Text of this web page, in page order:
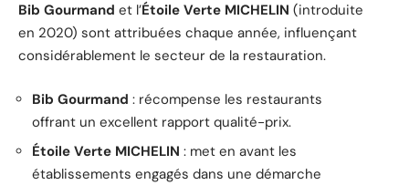
Bib Gourmand et l’Étoile Verte MICHELIN (introduite
en 2020) sont attribuées chaque année, influençant
considérablement le secteur de la restauration.
Bib Gourmand : récompense les restaurants
offrant un excellent rapport qualité-prix.
Étoile Verte MICHELIN : met en avant les
établissements engagés dans une démarche